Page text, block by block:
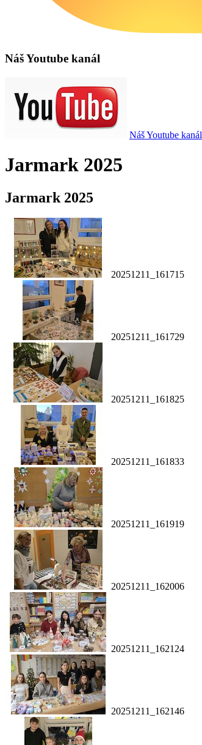
Náš Youtube kanál
Náš Youtube kanál
Jarmark 2025
Jarmark 2025
20251211_161715
20251211_161729
20251211_161825
20251211_161833
20251211_161919
20251211_162006
20251211_162124
20251211_162146